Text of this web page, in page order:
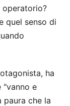
operatorio?
quel senso di
ha
"vanno e
paura che la